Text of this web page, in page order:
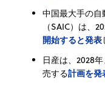
中国最大手の
（SAIC）は、
開始すると発表
日産は、2028
売する計画を発